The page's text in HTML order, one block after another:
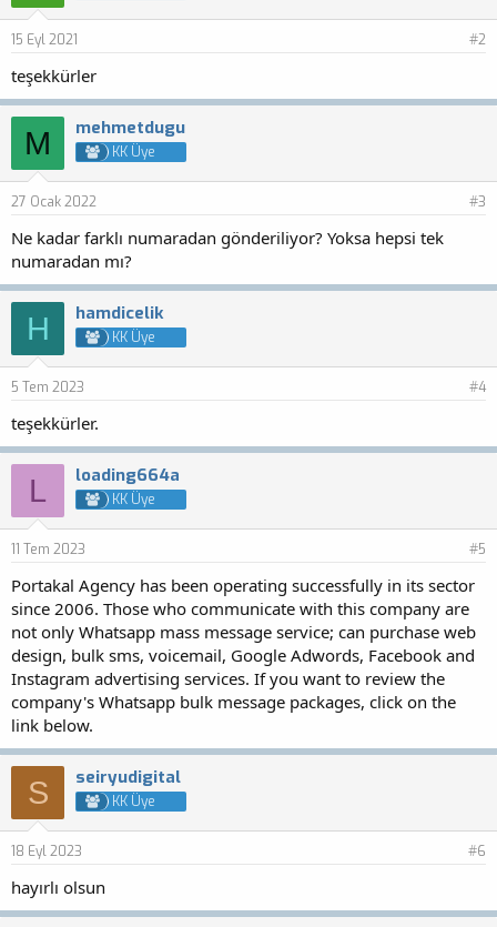
15 Eyl 2021 #2
teşekkürler
M mehmetdugu
KK Üye
27 Ocak 2022 #3
Ne kadar farklı numaradan gönderiliyor? Yoksa hepsi tek
numaradan mı?
H hamdicelik
KK Üye
5 Tem 2023 #4
teşekkürler.
L loading664a
KK Üye
11 Tem 2023 #5
Portakal Agency has been operating successfully in its sector
since 2006. Those who communicate with this company are
not only Whatsapp mass message service; can purchase web
design, bulk sms, voicemail, Google Adwords, Facebook and
Instagram advertising services. If you want to review the
company's Whatsapp bulk message packages, click on the
link below.
S seiryudigital
KK Üye
18 Eyl 2023 #6
hayırlı olsun